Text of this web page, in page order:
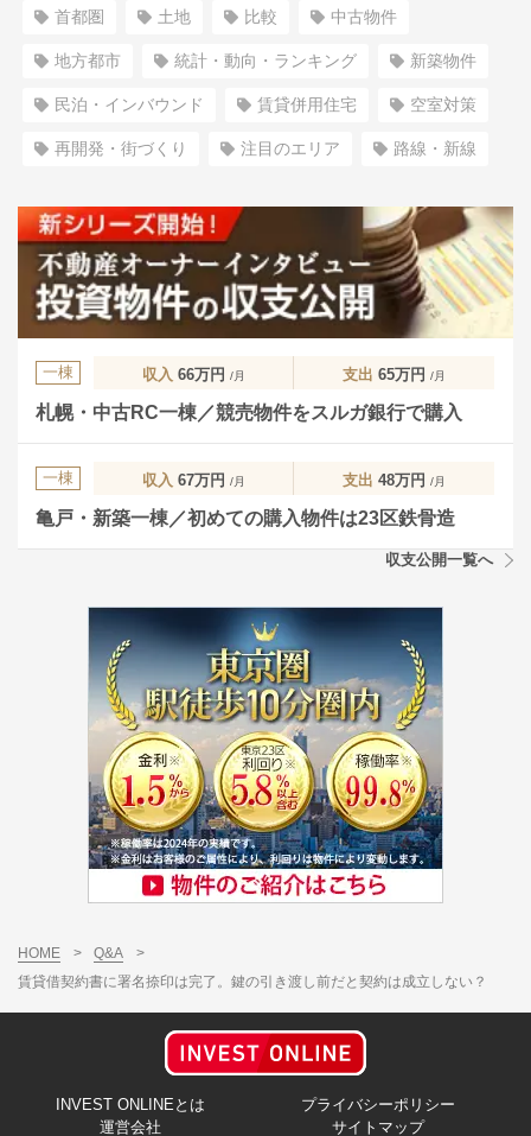
首都圏 土地 比較 中古物件
地方都市 統計・動向・ランキング 新築物件
民泊・インバウンド 賃貸併用住宅 空室対策
再開発・街づくり 注目のエリア 路線・新線
一棟 収入 66万円 /月 支出 65万円 /月
札幌・中古RC一棟／競売物件をスルガ銀行で購入
一棟 収入 67万円 /月 支出 48万円 /月
亀戸・新築一棟／初めての購入物件は23区鉄骨造
収支公開一覧へ
HOME > Q&A
>
賃貸借契約書に署名捺印は完了。鍵の引き渡し前だと契約は成立しない？
INVEST ONLINEとは
プライバシーポリシー
運営会社
サイトマップ